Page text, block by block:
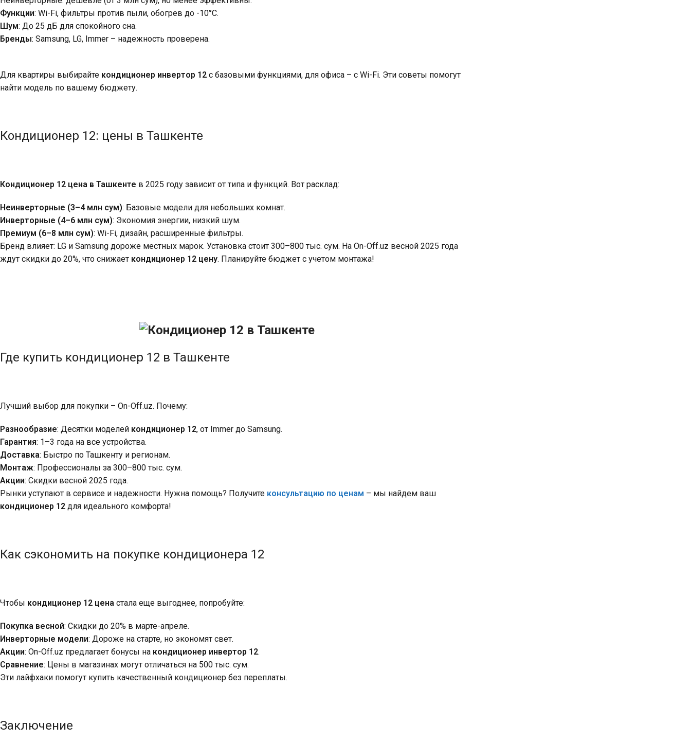
Функции: Wi-Fi, фильтры против пыли, обогрев до -10°C.
Шум: До 25 дБ для спокойного сна.
Бренды: Samsung, LG, Immer – надежность проверена.
Для квартиры выбирайте кондиционер инвертор 12 с базовыми функциями, для офиса – с Wi-Fi. Эти советы помогут
найти модель по вашему бюджету.
Кондиционер 12: цены в Ташкенте
Кондиционер 12 цена в Ташкенте в 2025 году зависит от типа и функций. Вот расклад:
Неинверторные (3–4 млн сум): Базовые модели для небольших комнат.
Инверторные (4–6 млн сум): Экономия энергии, низкий шум.
Премиум (6–8 млн сум): Wi-Fi, дизайн, расширенные фильтры.
Бренд влияет: LG и Samsung дороже местных марок. Установка стоит 300–800 тыс. сум. На On-Off.uz весной 2025 года
ждут скидки до 20%, что снижает кондиционер 12 цену. Планируйте бюджет с учетом монтажа!
Где купить кондиционер 12 в Ташкенте
Лучший выбор для покупки – On-Off.uz. Почему:
Разнообразие: Десятки моделей кондиционер 12, от Immer до Samsung.
Гарантия: 1–3 года на все устройства.
Доставка: Быстро по Ташкенту и регионам.
Монтаж: Профессионалы за 300–800 тыс. сум.
Акции: Скидки весной 2025 года.
Рынки уступают в сервисе и надежности. Нужна помощь? Получите консультацию по ценам – мы найдем ваш
кондиционер 12 для идеального комфорта!
Как сэкономить на покупке кондиционера 12
Чтобы кондиционер 12 цена стала еще выгоднее, попробуйте:
Покупка весной: Скидки до 20% в марте-апреле.
Инверторные модели: Дороже на старте, но экономят свет.
Акции: On-Off.uz предлагает бонусы на кондиционер инвертор 12.
Сравнение: Цены в магазинах могут отличаться на 500 тыс. сум.
Эти лайфхаки помогут купить качественный кондиционер без переплаты.
Заключение